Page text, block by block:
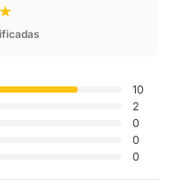
10
2
0
0
0